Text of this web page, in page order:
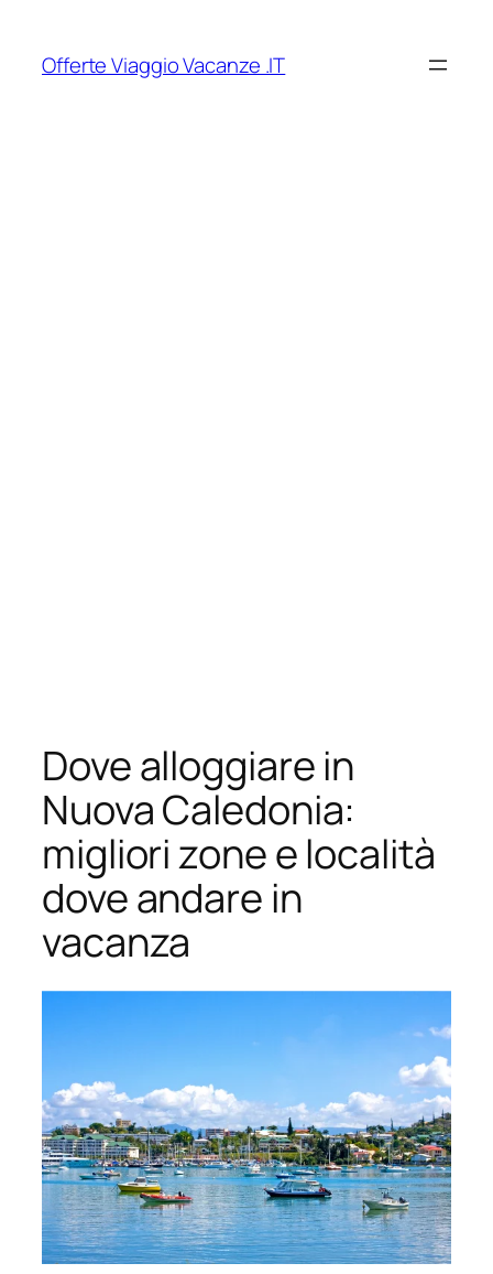
contenuto
Offerte Viaggio Vacanze .IT
Dove alloggiare in
Nuova Caledonia:
migliori zone e località
dove andare in
vacanza